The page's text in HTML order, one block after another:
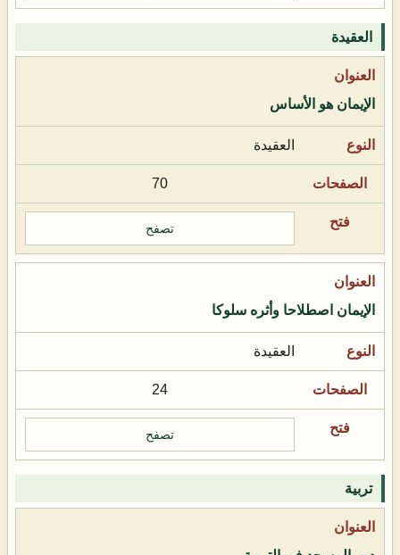
العقيدة
الإيمان هو الأساس
العقيدة
70
تصفح
الإيمان اصطلاحا وأثره سلوكا
العقيدة
24
تصفح
تربية